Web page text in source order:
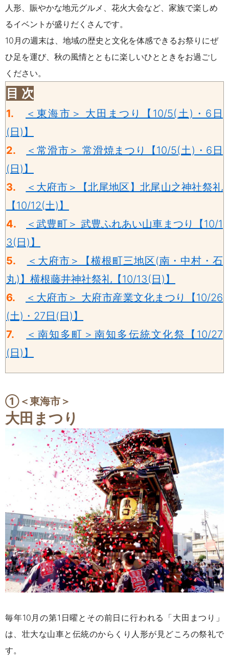
人形、賑やかな地元グルメ、花火大会など、家族で楽しめ
るイベントが盛りだくさんです。
10月の週末は、地域の歴史と文化を体感できるお祭りにぜ
ひ足を運び、秋の風情とともに楽しいひとときをお過ごし
ください。
目 次
1.
＜東海市＞ 大田まつり【10/5(土)・6日
(日)】
2.
＜常滑市＞ 常滑焼まつり【10/5(土)・6日
(日)】
3.
＜大府市＞【北尾地区】北尾山之神社祭礼
【10/12(土)】
4.
＜武豊町＞ 武豊ふれあい山車まつり【10/1
3(日)】
5.
＜大府市＞【横根町三地区(南・中村・石
丸)】横根藤井神社祭礼【10/13(日)】
6.
＜大府市＞ 大府市産業文化まつり【10/26
(土)・27日(日)】
7.
＜南知多町＞南知多伝統文化祭【10/27
(日)】
①＜東海市＞
大田まつり
毎年10月の第1日曜とその前日に行われる「大田まつり」
は、壮大な山車と伝統のからくり人形が見どころの祭礼で
す。